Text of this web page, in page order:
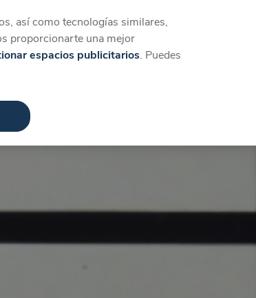
Iniciar sesión Crear cuenta
así como tecnologías similares,
proporcionarte una mejor
espacios publicitarios. Puedes